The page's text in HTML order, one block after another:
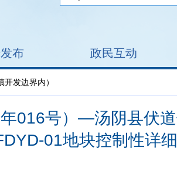
布 政民互动
发边界内）
016号）—汤阴县伏
01地块控制性详